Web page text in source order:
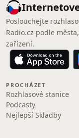
Poslouchejte
Radio.cz podle
zařízení.
PROCHÁZET
Rozhlasové stanice
Podcasty
Nejlepší Skladby